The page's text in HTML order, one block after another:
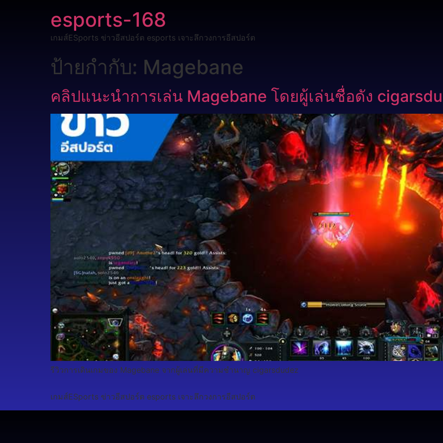
esports-168
เกมส์ESports ข่าวอีสปอร์ต esports เจาะลึกวงการอีสปอร์ต
ป้ายกำกับ: Magebane
คลิปแนะนำการเล่น Magebane โดยผู้เล่นชื่อดัง
รีวิวการเดินเกมของ Magebane จากผู้เล่นที่มีความชำนาญ cigarsdudez
เกมส์ESports ข่าวอีสปอร์ต esports เจาะลึกวงการอีสปอร์ต